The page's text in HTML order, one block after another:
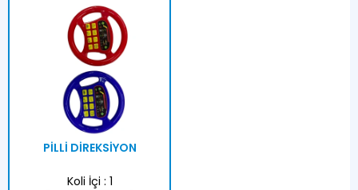
PİLLİ DİREKSİYON
Koli İçi : 1